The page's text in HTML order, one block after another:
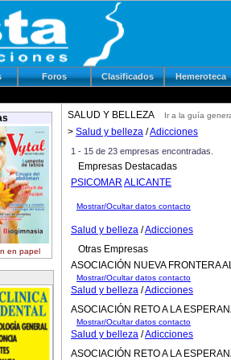
Foros Clasificados Hemeroteca
en papel
SALUD Y BELLEZA Ir a la guía
> Salud y belleza /Adicciones
1 - 15 de 23 empresas encontradas.
Empresas Destacadas
PSICOMAR ALICANTE
Mostrar/Ocultar datos contacto
Salud y belleza /Adicciones
Otras Empresas
ASOCIACIÓN NUEVA FRONTERA
Mostrar/Ocultar datos contacto
Salud y belleza /Adicciones
ASOCIACIÓN RETO A LA
Mostrar/Ocultar datos contacto
Salud y belleza /Adicciones
ASOCIACIÓN RETO A LA